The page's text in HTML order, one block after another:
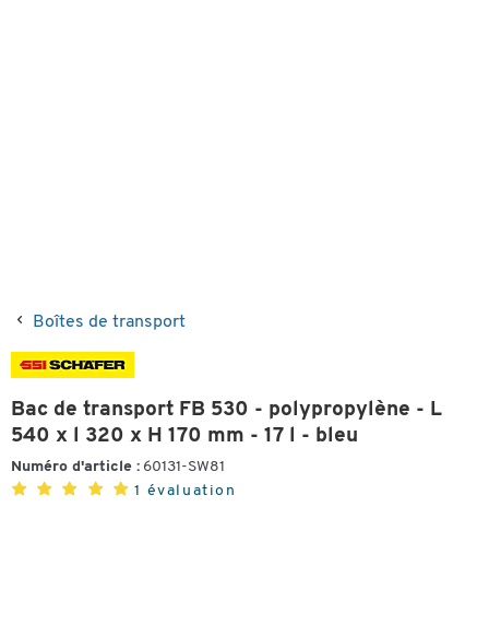
Boîtes de transport
Bac de transport FB 530 - polypropylène - L
540 x l 320 x H 170 mm - 17 l - bleu
Numéro d'article : 60131-SW81
1 évaluation